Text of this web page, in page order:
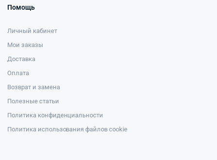
Помощь
Личный кабинет
Мои заказы
Доставка
Оплата
Возврат и замена
Полезные статьи
Политика конфиденциальности
Политика использования файлов cookie